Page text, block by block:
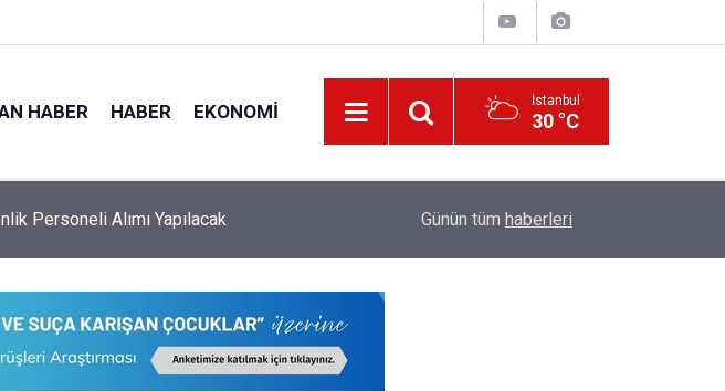
HABER HABER EKONOMI İstanbul
30 °C
Personeli Alımı Yapılacak Bakan Tekin'den YKS'de Değişim Açıklaması
Günün tüm haberleri